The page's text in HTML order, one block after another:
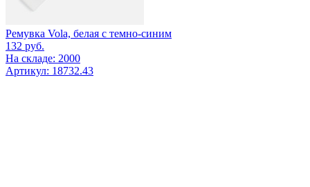
Ремувка Vola, белая с темно-синим
132 руб.
На складе: 2000
Артикул: 18732.43